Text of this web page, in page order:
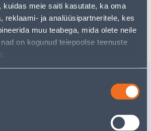
kuidas meie saiti kasutate, ka oma
reklaami- ja analüüsipartneritele, kes
muu teabega, mida olete neile
on kogunud teiepoolse teenuste
Tarne pole